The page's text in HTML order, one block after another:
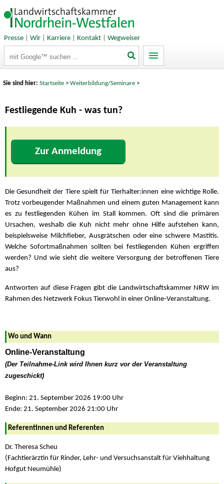
Presse| Wir| Karriere| Kontakt| Wegweiser
Sie sind hier:Startseite >Weiterbildung/Seminare >
Festliegende Kuh - was tun?
Zur Anmeldung
Die Gesundheit der Tiere spielt für Tierhalter:innen eine wichtige Rolle.
Trotz vorbeugender Maßnahmen und einem guten Management kann
es zu festliegenden Kühen im Stall kommen. Oft sind die primären
Ursachen, weshalb die Kuh nicht mehr ohne Hilfe aufstehen kann,
beispielsweise Milchfieber, Ausgrätschen oder eine schwere Mastitis.
Welche Sofortmaßnahmen sollten bei festliegenden Kühen ergriffen
werden? Und wie sieht die weitere Versorgung der betroffenen Tiere
aus?
Antworten auf diese Fragen gibt die Landwirtschaftskammer NRW im
Rahmen des Netzwerk Fokus Tierwohl in einer Online-Veranstaltung.
Wo und Wann
Online-Veranstaltung
(Der Teilnahme-Link wird Ihnen kurz vor der Veranstaltung
zugeschickt)
Beginn: 21. September 2026 19:00 Uhr
Ende: 21. September 2026 21:00 Uhr
Referentinnen und Referenten
Dr. Theresa Scheu
(Fachtierärztin für Rinder, Lehr- und Versuchsanstalt für Viehhaltung
Hofgut Neumühle)